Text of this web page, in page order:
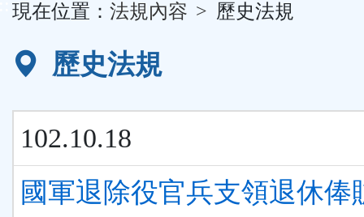
區
現在位置： 法規內容 歷史法規
歷史法規
102.10.18
國軍退除役官兵支領退休俸